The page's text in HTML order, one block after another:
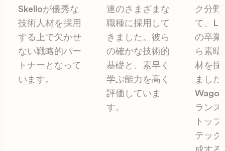
Skelloが優秀な
技術人材を採用
する上で欠かせ
ない戦略的パー
トナーとなって
います。
連のさまざまな
職種に採用して
きました。彼ら
の確かな技術的
基礎と、素早く
学ぶ能力を高く
評価していま
す。
ク分野
て、
の卒業
ら素晴
材を採
ました
ランス
トッ
テック